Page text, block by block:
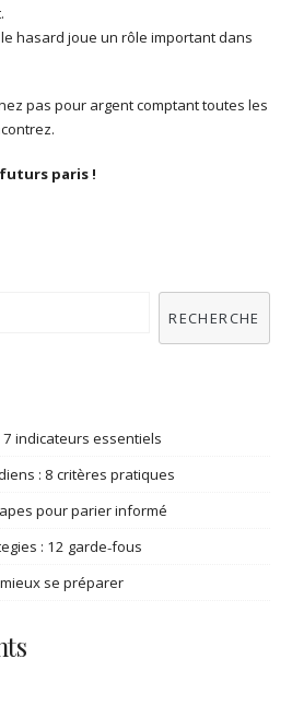
hasard joue un rôle important dans
pas pour argent comptant toutes les
paris !
RECHERCHE
indicateurs essentiels
: 8 critères pratiques
pour parier informé
: 12 garde‑fous
se préparer